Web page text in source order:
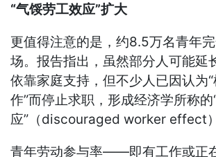
“气馁劳工效应”扩大
更值得注意的是，约8.5万名青年
场。报告指出，虽然部分人可能延
依靠家庭支持，但不少人已因认为
作”而停止求职，形成经济学所称的
应”（discouraged worker effect）
青年劳动参与率——即有工作或正